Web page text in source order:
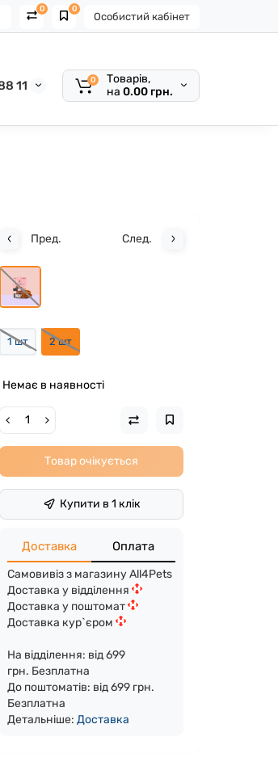
Особистий кабінет
0
0
11 0
Товарів,
на 0.00 грн.
Пред. След.
1 шт 2 шт
Немає в наявності
Товар очікується
Купити в 1 клік
Доставка Оплата
Самовивіз з магазину All4Pets
Доставка у відділення
Доставка у поштомат
Доставка кур`єром
На відділення: від 699
грн. Безплатна
До поштоматів: від 699 грн.
Безплатна
Детальніше:Доставка